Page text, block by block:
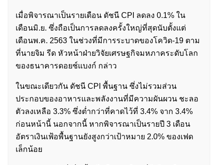
เมื่อพิจารณาเป็นรายเดือน ดัชนี CPI ลดลง 0.1% ใน
เดือนมิ.ย. ซึ่งถือเป็นการลดลงครั้งใหญ่ที่สุดนับตั้งแต่
เดือนพ.ค. 2563 ในช่วงที่มีการระบาดของโควิด-19 ตาม
ที่นายจิม รีด หัวหน้าฝ่ายวิจัยเศรษฐกิจมหภาคระดับโลก
ของธนาคารดอยช์แบงก์ กล่าว
ในขณะเดียวกัน ดัชนี CPI พื้นฐาน ซึ่งไม่รวมส่วน
ประกอบของอาหารและพลังงานที่มีความผันผวน ชะลอ
ตัวลงเหลือ 3.3% ซึ่งต่ำกว่าที่คาดไว้ที่ 3.4% จาก 3.4%
ก่อนหน้านี้ นอกจากนี้ หากพิจารณาเป็นรายปี 3 เดือน
อัตราเงินเฟ้อพื้นฐานยังสูงกว่าเป้าหมาย 2.0% ของเฟด
เล็กน้อย